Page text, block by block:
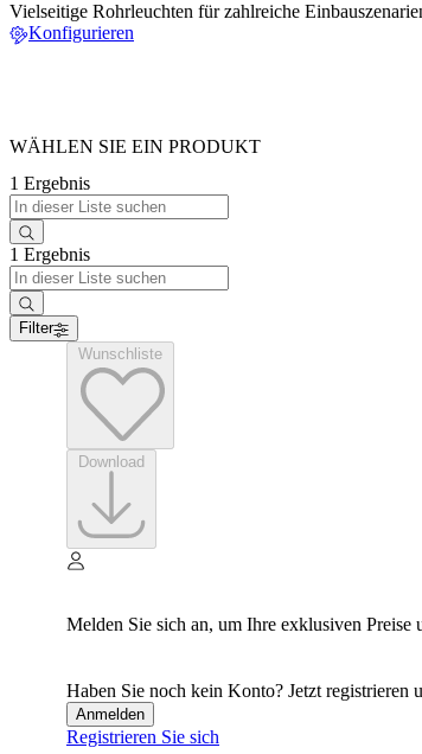
Vielseitige Rohrleuchten für zahlreiche
Konfigurieren
WÄHLEN SIE EIN PRODUKT
1 Ergebnis
1 Ergebnis
Filter
Melden Sie sich an, um Ihre exklusiven
Haben Sie noch kein Konto? Jetzt registrieren
Anmelden
Registrieren Sie sich